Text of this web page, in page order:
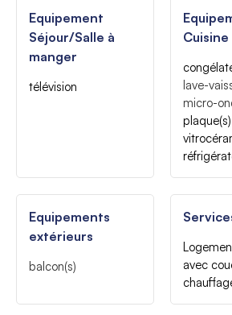
Equipement
Séjour/Salle à
manger
télévision
Cuisine
lave-
micro-
plaque(s)
Equipements
extérieurs
balcon(s)
avec